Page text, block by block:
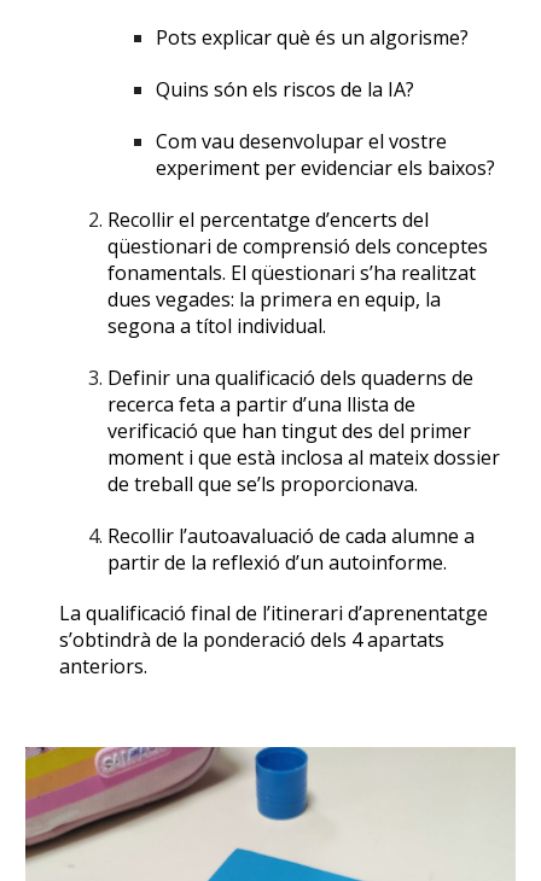
Pots explicar què és un algorisme?
Quins són els riscos de la IA?
Com vau desenvolupar el vostre
experiment per evidenciar els baixos?
Recollir el percentatge d’encerts del
qüestionari de comprensió dels conceptes
fonamentals. El qüestionari s’ha realitzat
dues vegades: la primera en equip, la
segona a títol individual.
Definir una qualificació dels quaderns de
recerca feta a partir d’una llista de
verificació que han tingut des del primer
moment i que està inclosa al mateix dossier
de treball que se’ls proporcionava.
Recollir l’autoavaluació de cada alumne a
partir de la reflexió d’un autoinforme.
La qualificació final de l’itinerari d’aprenentatge
s’obtindrà de la ponderació dels 4 apartats
anteriors.